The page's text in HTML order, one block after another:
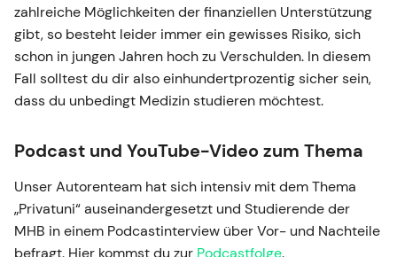
zahlreiche Möglichkeiten der finanziellen Unterstützung
gibt, so besteht leider immer ein gewisses Risiko, sich
schon in jungen Jahren hoch zu Verschulden. In diesem
Fall solltest du dir also einhundertprozentig sicher sein,
dass du unbedingt Medizin studieren möchtest.
Podcast und YouTube-Video zum Thema
Unser Autorenteam hat sich intensiv mit dem Thema
„Privatuni“ auseinandergesetzt und Studierende der
MHB in einem Podcastinterview über Vor- und Nachteile
befragt. Hier kommst du zur Podcastfolge.